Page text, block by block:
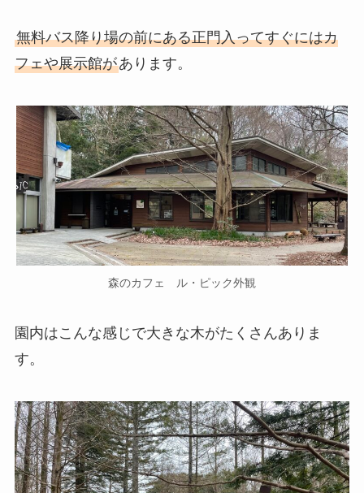
無料バス降り場の前にある正門入ってすぐにはカ
フェや展示館があります。
森のカフェ ル・ピック外観
園内はこんな感じで大きな木がたくさんありま
す。